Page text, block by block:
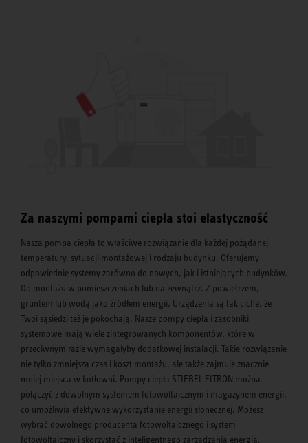
Za naszymi pompami ciepła stoi elastyczność
Nasza pompa ciepła to właściwe rozwiązanie dla każdej pożądanej
temperatury, sytuacji montażowej i rodzaju budynku. Oferujemy
odpowiednie systemy zarówno do nowych, jak i istniejących budynków.
Do montażu w pomieszczeniach lub na zewnątrz. Z powietrzem,
gruntem lub wodą jako źródłem energii. Urządzenia są tak ciche, że
Twoi sąsiedzi też je pokochają. Nasze pompy ciepła i zasobniki
systemowe mają wiele zintegrowanych komponentów, które w
przeciwnym razie wymagałyby dodatkowej instalacji. Takie rozwiązanie
nie tylko zmniejsza czas i koszt montażu, ale także zajmuje znacznie
mniej miejsca w kotłowni. Pompy ciepła STIEBEL ELTRON można
połączyć z dowolnym systemem fotowoltaicznym i magazynem energii,
co umożliwia efektywne wykorzystanie energii słonecznej. Możesz
wybrać dowolnego producenta fotowoltaicznego i system
fotowoltaiczny i skorzystać z inteligentnego zarządzania energią.